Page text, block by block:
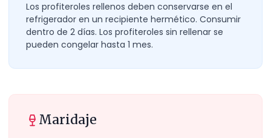
Los profiteroles rellenos deben conservarse en el
refrigerador en un recipiente hermético. Consumir
dentro de 2 días. Los profiteroles sin rellenar se
pueden congelar hasta 1 mes.
Maridaje